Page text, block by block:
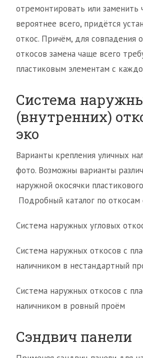
отремонтировать или заменить
вероятнее всего, придётся
откос. Причём, для совпадения
откосов замена чаще всего
пластиковым элементам с
Система
(внутренних)
эко
Варианты крепления уличных
фото. Возможны варианты
наружной окосячки
Подробный каталог по откосам
Система наружных угловых
Система наружных откосов с
наличником в нестандартный
Система наружных откосов с
наличником в ровный проём
Сэндвич панели